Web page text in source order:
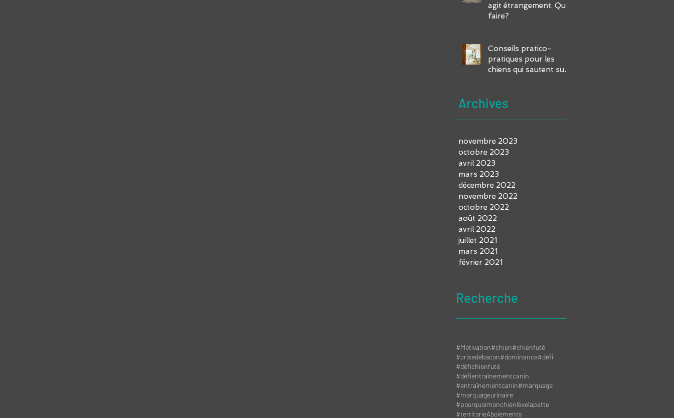
agit étrangement. Que
faire?
Conseils pratico-
pratiques pour les
chiens qui sautent sur
Archives
novembre 2023
octobre 2023
avril 2023
mars 2023
décembre 2022
novembre 2022
octobre 2022
août 2022
avril 2022
juillet 2021
mars 2021
février 2021
Recherche
#Motivation#chien#chienfuté
#crisedebacon#dominance#défi
#défichienfuté
#défientraînementcanin
#entraînementcanin#marquage
#marquageurinaire
#pourquoimonchienlèvelapatte
#territorieAboiements